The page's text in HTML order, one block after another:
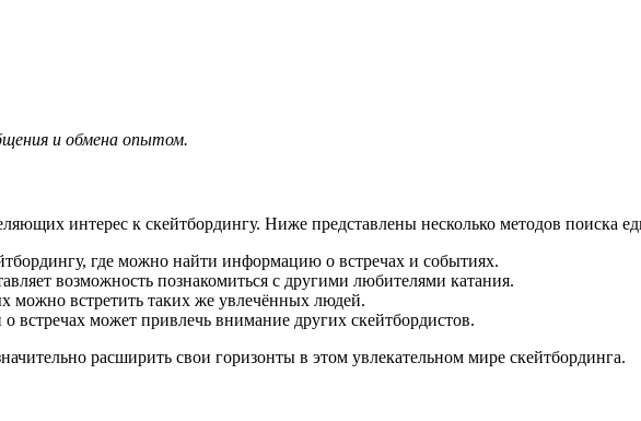
и обмена опытом.
интерес к скейтбордингу. Ниже представлены несколько методов поиска
где можно найти информацию о встречах и событиях.
возможность познакомиться с другими любителями катания.
можно встретить таких же увлечённых людей.
может привлечь внимание других скейтбордистов.
расширить свои горизонты в этом увлекательном мире скейтбординга.